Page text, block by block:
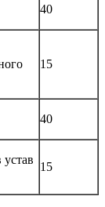
40
15
40
15